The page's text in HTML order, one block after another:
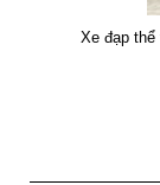
Xe đạp thể